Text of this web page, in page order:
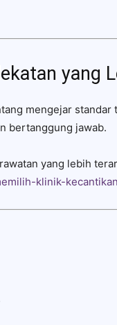
yang
mengejar
bertanggung jawab.
yang lebih
klinik-